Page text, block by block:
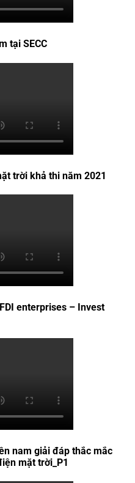
tại SECC
trời khả thi năm 2021
enterprises – Invest
nam giải đáp thắc mắc
mặt trời_P1